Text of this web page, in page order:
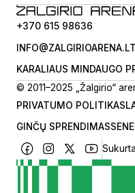
+370 615 98636
INFO@ZALGIRIOARENA.LT
KARALIAUS MINDAUGO
© 2011–2025 „Žalgirio“
PRIVATUMO POLITIKA
GINČŲ SPRENDIMAS
Sukurta